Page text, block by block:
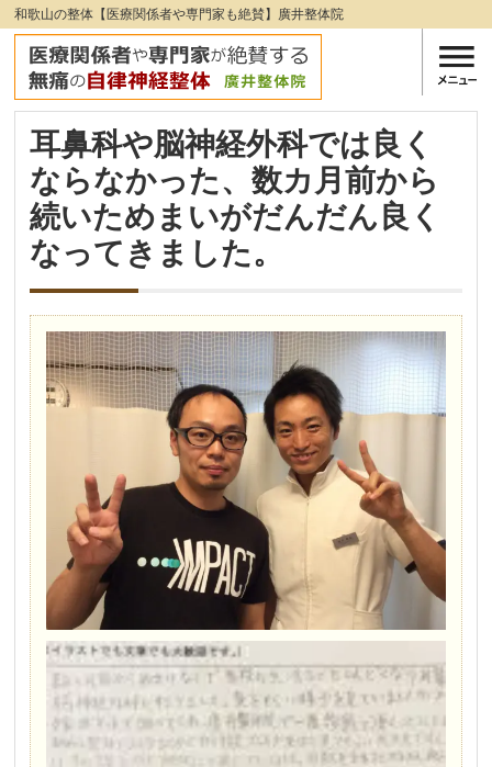
和歌山の整体【医療関係者や専門家も絶賛】廣井整体院
耳鼻科や脳神経外科では良く
ならなかった、数カ月前から
続いためまいがだんだん良く
なってきました。